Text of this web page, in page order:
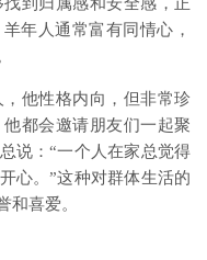
年人通常富有同情心，
他性格内向，但非常珍
都会邀请朋友们一起聚
说：“一个人在家总觉得
心。”这种对群体生活的
和喜爱。